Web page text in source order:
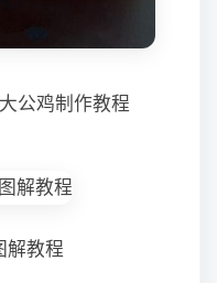
公鸡制作教程
解教程